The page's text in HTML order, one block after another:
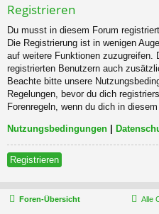
Registrieren
Du musst in diesem Forum
Die Registrierung ist in wenigen
auf weitere Funktionen zuzugreifen.
registrierten Benutzern auch
Beachte bitte unsere
Regelungen, bevor du dich
Forenregeln, wenn du dich in
Nutzungsbedingungen |
Registrieren
Foren-Übersicht
Alle